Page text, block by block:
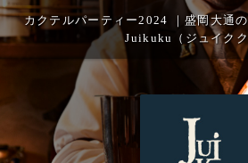
カクテルパーティー2024 ｜盛岡大通
Juikuku（ジュイクク